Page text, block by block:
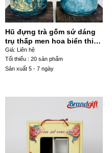
Hũ đựng trà gốm sứ dáng
trụ thấp men hoa biển thiên
xanh dương hoạ tiết mã
đáo thành công HDT-29
Giá: Liên hệ
Tối thiểu : 20 sản phẩm
Sản xuất 5 - 7 ngày